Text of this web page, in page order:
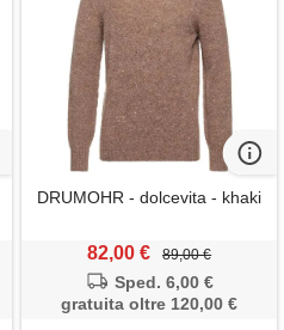
DRUMOHR - dolcevita - khaki
82,00 € 89,00 €
Sped. 6,00 €
gratuita oltre 120,00 €